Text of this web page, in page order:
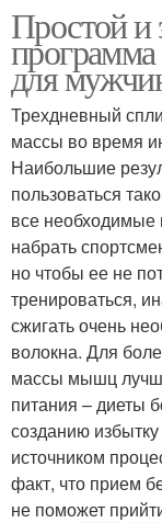
Простой и
для
Трехдневный
массы во время
Наибольшие
пользоваться
все необходимые
набрать
но чтобы ее не
тренироваться,
сжигать очень
волокна. Для
массы мышц
питания – диеты
созданию
источником
факт, что прием
не поможет